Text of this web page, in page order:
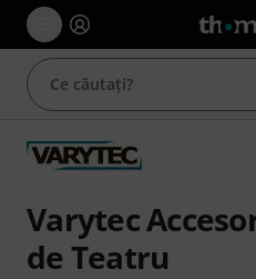
Varytec
de Teatru